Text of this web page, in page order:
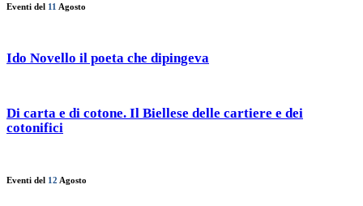
Eventi del 11 Agosto
Ido Novello il poeta che dipingeva
Di carta e di cotone. Il Biellese delle cartiere e dei
cotonifici
Eventi del 12 Agosto